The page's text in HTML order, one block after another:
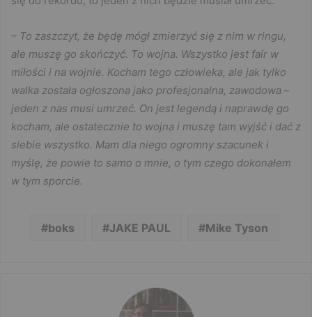
– To zaszczyt, że będę mógł zmierzyć się z nim w ringu,
ale muszę go skończyć. To wojna. Wszystko jest fair w
miłości i na wojnie. Kocham tego człowieka, ale jak tylko
walka została ogłoszona jako profesjonalna, zawodowa –
jeden z nas musi umrzeć. On jest legendą i naprawdę go
kocham, ale ostatecznie to wojna i muszę tam wyjść i dać z
siebie wszystko. Mam dla niego ogromny szacunek i
myślę, że powie to samo o mnie, o tym czego dokonałem
w tym sporcie.
boks JAKE PAUL Mike Tyson